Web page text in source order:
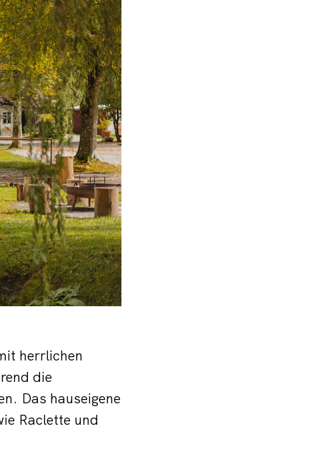
herrlichen
die
Das hauseigene
Raclette und